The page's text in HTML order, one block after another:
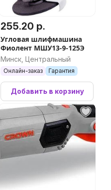
255.20 р.
Угловая шлифмашина
Фиолент МШУ13-9-125Э
Минск, Центральный
Онлайн-заказ Гарантия
Добавить в корзину